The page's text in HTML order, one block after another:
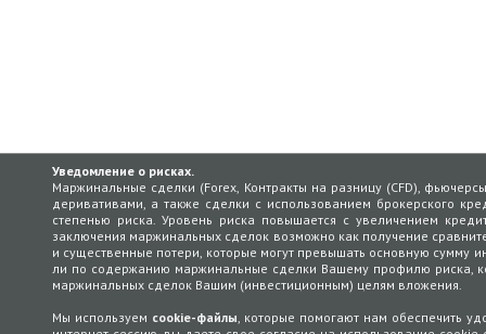
Уведомление о рисках.
Маржинальные сделки (Forex, Контракты на разницу (CFD),
деривативами, а также сделки с использованием брокерского
степенью риска. Уровень риска повышается с увеличением
заключения маржинальных сделок возможно как получение
и существенные потери, которые могут превышать основную сумму
ли по содержанию маржинальные сделки Вашему профилю риска,
маржинальных сделок Вашим (инвестиционным) целям вложения.
Мы используем cookie-файлы, которые помогают нам обеспечить